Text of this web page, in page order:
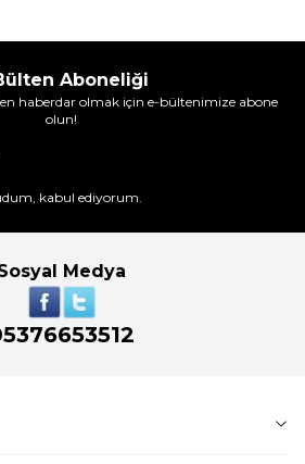
Aboneliği
haberdar olmak için e-bültenimize abone
olun!
kabul ediyorum.
Medya